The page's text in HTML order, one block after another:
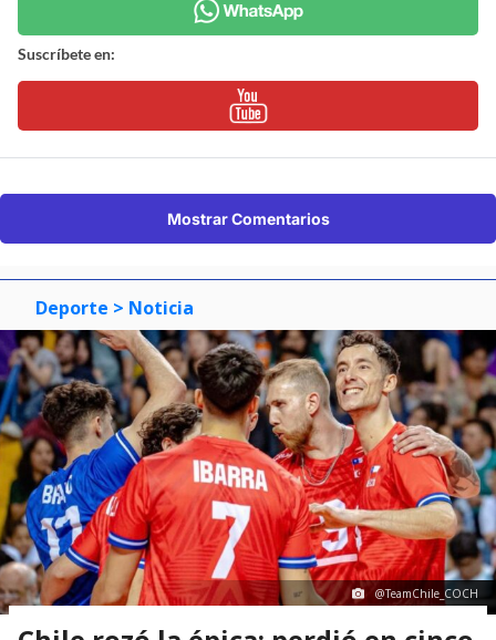
Suscríbete en:
Mostrar Comentarios
Deporte > Noticia
@TeamChile_COCH